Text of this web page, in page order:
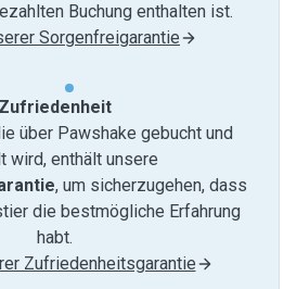
Buchung enthalten ist.
Sorgenfreigarantie
Zufriedenheit
über Pawshake gebucht und
wird, enthält unsere
, um sicherzugehen, dass
die bestmögliche Erfahrung
habt.
Zufriedenheitsgarantie